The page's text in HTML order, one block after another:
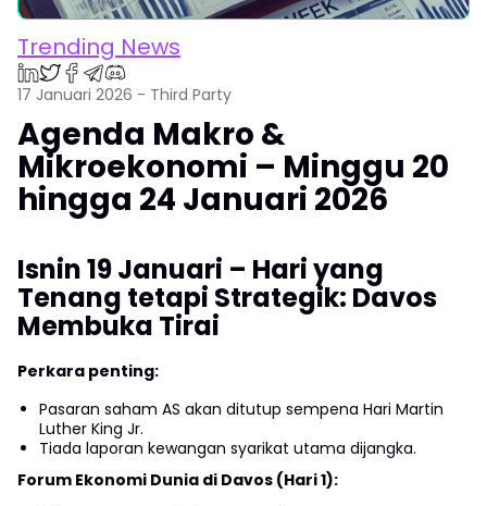
Trending News
17 Januari 2026 - Third Party
Agenda Makro &
Mikroekonomi – Minggu 20
hingga 24 Januari 2026
Isnin 19 Januari – Hari yang
Tenang tetapi Strategik: Davos
Membuka Tirai
Perkara penting:
Pasaran saham AS akan ditutup sempena Hari Martin
Luther King Jr.
Tiada laporan kewangan syarikat utama dijangka.
Forum Ekonomi Dunia di Davos (Hari 1):